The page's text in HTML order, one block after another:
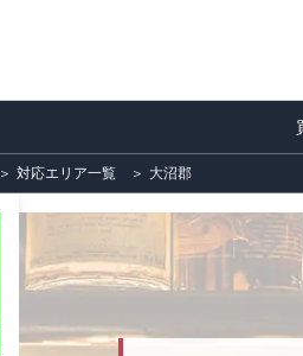
＞ 対応エリア一覧 ＞ 大沼郡